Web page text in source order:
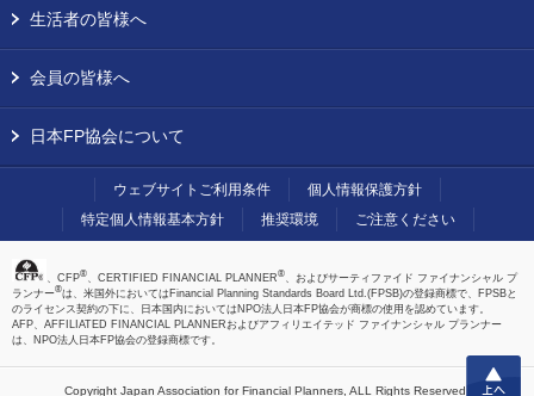
上へ
生活者の皆様へ
会員の皆様へ
日本FP協会について
ウェブサイトご利用条件
個人情報保護方針
特定個人情報基本方針
推奨環境 ご注意ください
、CFP® 、CERTIFIED FINANCIAL PLANNER® 、およびサーティファイド ファイナンシャル プ
ランナー®は、米国外においてはFinancial Planning Standards Board Ltd.(FPSB)の登録商標で、FPSBと
のライセンス契約の下に、日本国内においてはNPO法人日本FP協会が商標の使用を認めています。
AFP、AFFILIATED FINANCIAL PLANNERおよびアフィリエイテッド ファイナンシャル プランナー
は、NPO法人日本FP協会の登録商標です。
Copyright Japan Association for Financial Planners, ALL Rights Reserved.